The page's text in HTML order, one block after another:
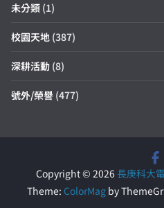
未分類 (1)
校園天地 (387)
深耕活動 (8)
號外/榮譽 (477)
Copyright © 2026長庚科大
Theme: ColorMag by